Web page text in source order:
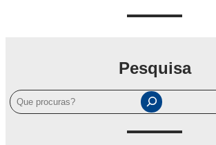
Pesquisa
P
e